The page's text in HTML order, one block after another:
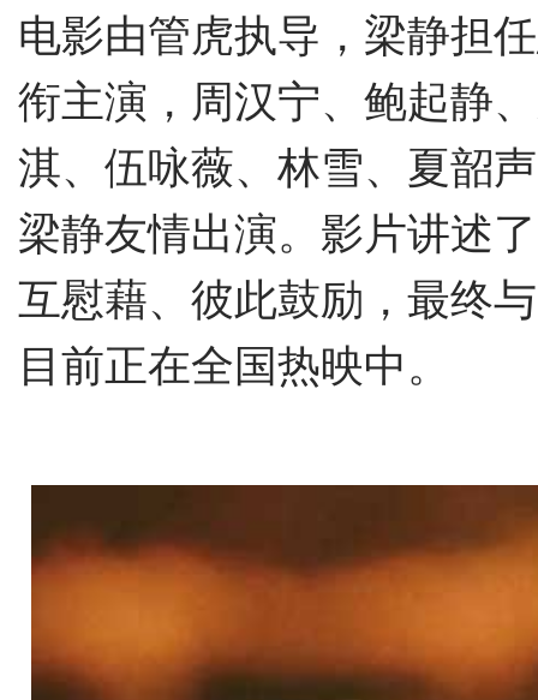
电影由管虎执导，梁静担
衔主演，周汉宁、鲍起静
淇、伍咏薇、林雪、夏韶
梁静友情出演。影片讲述
互慰藉、彼此鼓励 ，最终
目前正在全国热映中。